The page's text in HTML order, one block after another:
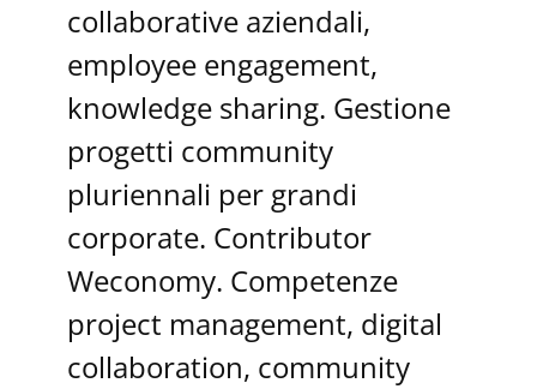
collaborative aziendali,
employee engagement,
knowledge sharing. Gestione
progetti community
pluriennali per grandi
corporate. Contributor
Weconomy. Competenze
project management, digital
collaboration, community